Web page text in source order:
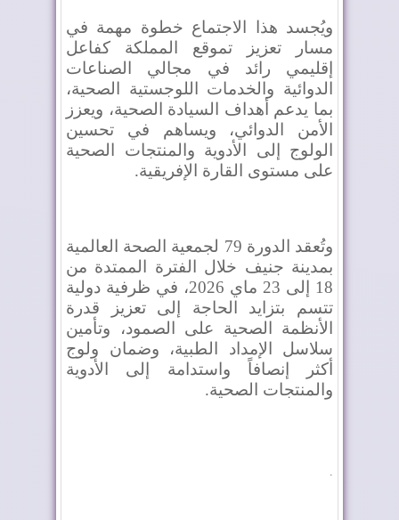
ويُجسد هذا الاجتماع خطوة مهمة في
مسار تعزيز تموقع المملكة كفاعل
إقليمي رائد في مجالي الصناعات
الدوائية والخدمات اللوجستية الصحية،
بما يدعم أهداف السيادة الصحية، ويعزز
الأمن الدوائي، ويساهم في تحسين
الولوج إلى الأدوية والمنتجات الصحية
على مستوى القارة الإفريقية.
وتُعقد الدورة 79 لجمعية الصحة العالمية
بمدينة جنيف خلال الفترة الممتدة من
18 إلى 23 ماي 2026، في ظرفية دولية
تتسم بتزايد الحاجة إلى تعزيز قدرة
الأنظمة الصحية على الصمود، وتأمين
سلاسل الإمداد الطبية، وضمان ولوج
أكثر إنصافاً واستدامة إلى الأدوية
والمنتجات الصحية.
.